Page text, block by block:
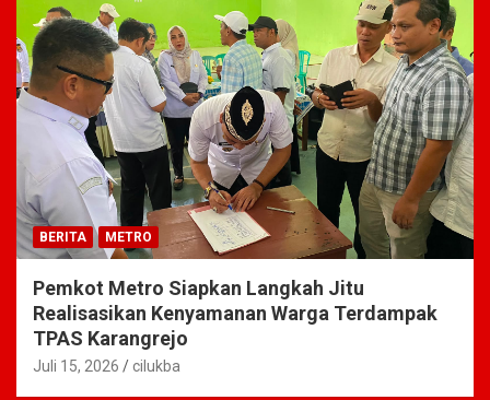
BERITA METRO
Pemkot Metro Siapkan Langkah Jitu
Realisasikan Kenyamanan Warga Terdampak
TPAS Karangrejo
Juli 15, 2026 cilukba